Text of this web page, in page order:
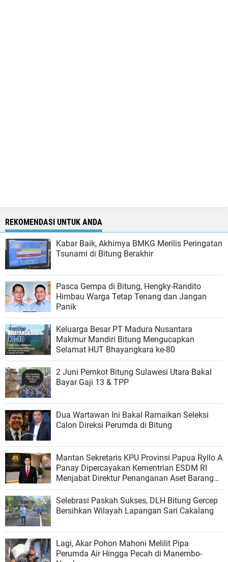
REKOMENDASI UNTUK ANDA
Kabar Baik, Akhirnya BMKG Merilis Peringatan
Tsunami di Bitung Berakhir
Pasca Gempa di Bitung, Hengky-Randito
Himbau Warga Tetap Tenang dan Jangan
Panik
Keluarga Besar PT Madura Nusantara
Makmur Mandiri Bitung Mengucapkan
Selamat HUT Bhayangkara ke-80
2 Juni Pemkot Bitung Sulawesi Utara Bakal
Bayar Gaji 13 & TPP
Dua Wartawan Ini Bakal Ramaikan Seleksi
Calon Direksi Perumda di Bitung
Mantan Sekretaris KPU Provinsi Papua Ryllo A
Panay Dipercayakan Kementrian ESDM RI
Menjabat Direktur Penanganan Aset Barang
Bukti
Selebrasi Paskah Sukses, DLH Bitung Gercep
Bersihkan Wilayah Lapangan Sari Cakalang
Lagi, Akar Pohon Mahoni Melilit Pipa
Perumda Air Hingga Pecah di Manembo-